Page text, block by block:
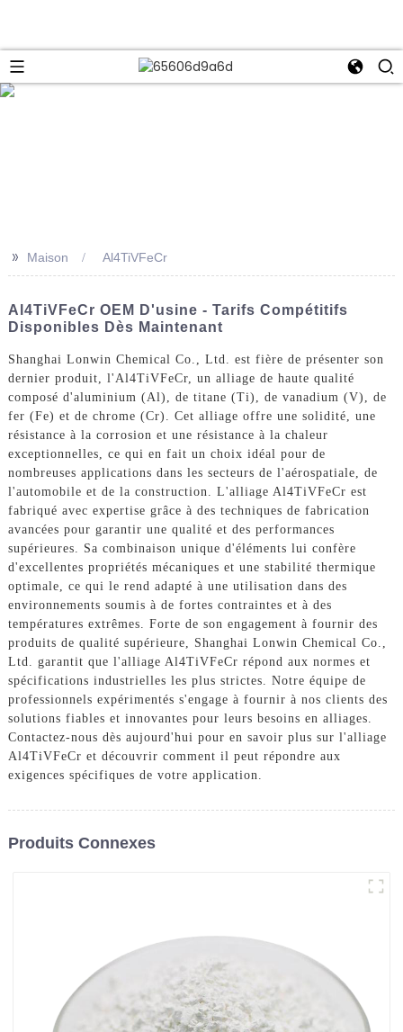
>> Maison Al4TiVFeCr
Al4TiVFeCr OEM D'usine - Tarifs Compétitifs
Disponibles Dès Maintenant
Shanghai Lonwin Chemical Co., Ltd. est fière de présenter son
dernier produit, l'Al4TiVFeCr, un alliage de haute qualité
composé d'aluminium (Al), de titane (Ti), de vanadium (V), de
fer (Fe) et de chrome (Cr). Cet alliage offre une solidité, une
résistance à la corrosion et une résistance à la chaleur
exceptionnelles, ce qui en fait un choix idéal pour de
nombreuses applications dans les secteurs de l'aérospatiale, de
l'automobile et de la construction. L'alliage Al4TiVFeCr est
fabriqué avec expertise grâce à des techniques de fabrication
avancées pour garantir une qualité et des performances
supérieures. Sa combinaison unique d'éléments lui confère
d'excellentes propriétés mécaniques et une stabilité thermique
optimale, ce qui le rend adapté à une utilisation dans des
environnements soumis à de fortes contraintes et à des
températures extrêmes. Forte de son engagement à fournir des
produits de qualité supérieure, Shanghai Lonwin Chemical Co.,
Ltd. garantit que l'alliage Al4TiVFeCr répond aux normes et
spécifications industrielles les plus strictes. Notre équipe de
professionnels expérimentés s'engage à fournir à nos clients des
solutions fiables et innovantes pour leurs besoins en alliages.
Contactez-nous dès aujourd'hui pour en savoir plus sur l'alliage
Al4TiVFeCr et découvrir comment il peut répondre aux
exigences spécifiques de votre application.
Produits Connexes